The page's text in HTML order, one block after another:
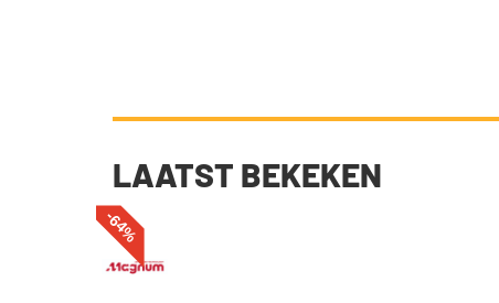
LAATST BEKEKEN
-64%